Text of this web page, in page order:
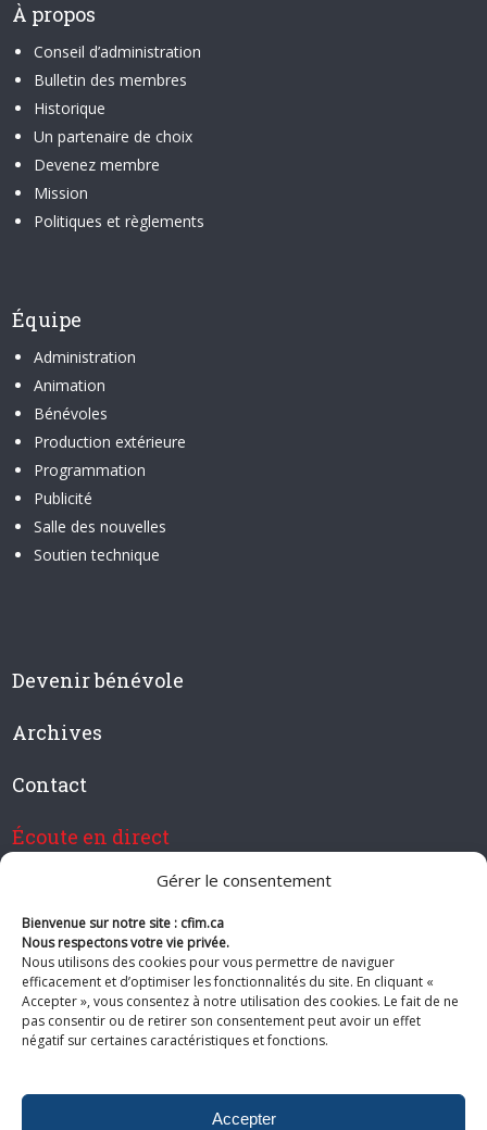
Gérer le consentement
Bienvenue sur notre site : cfim.ca
Nous respectons votre vie privée.
Nous utilisons des cookies pour vous permettre de naviguer
efficacement et d’optimiser les fonctionnalités du site. En cliquant «
Accepter », vous consentez à notre utilisation des cookies. Le fait de ne
pas consentir ou de retirer son consentement peut avoir un effet
négatif sur certaines caractéristiques et fonctions.
Accepter
À propos
Conseil d’administration
Bulletin des membres
Historique
Un partenaire de choix
Devenez membre
Mission
Politiques et règlements
Équipe
Administration
Animation
Bénévoles
Production extérieure
Programmation
Publicité
Salle des nouvelles
Soutien technique
Devenir bénévole
Archives
Contact
Écoute en direct
Devenir membre de CFIM
Suivez-nous